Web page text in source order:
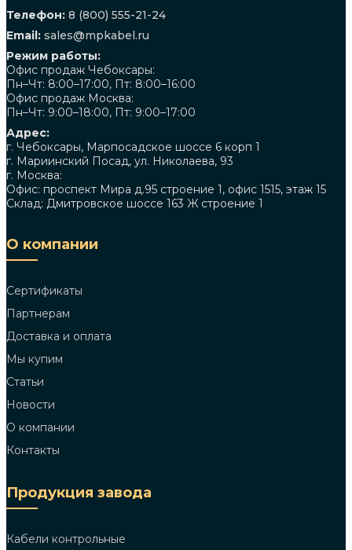
Телефон: 8 (800) 555-21-24
Email: sales@mpkabel.ru
Режим работы:
Офис продаж Чебоксары:
Пн–Чт: 8:00–17:00, Пт: 8:00–16:00
Офис продаж Москва:
Пн–Чт: 9:00–18:00, Пт: 9:00–17:00
Адрес:
г. Чебоксары, Марпосадское шоссе 6 корп 1
г. Мариинский Посад, ул. Николаева, 93
г. Москва:
Офис: проспект Мира д.95 строение 1, офис 1515, этаж 15
Склад: Дмитровское шоссе 163 Ж строение 1
О компании
Сертификаты
Партнерам
Доставка и оплата
Мы купим
Статьи
Новости
О компании
Контакты
Продукция завода
Кабели контрольные